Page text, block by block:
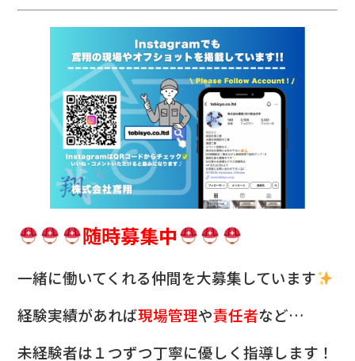
随時募集中
一緒に働いてくれる仲間を大募集しています
経験実績があれば現場管理や責任者など…
未経験者は１つずつ丁寧に優しく指導します！